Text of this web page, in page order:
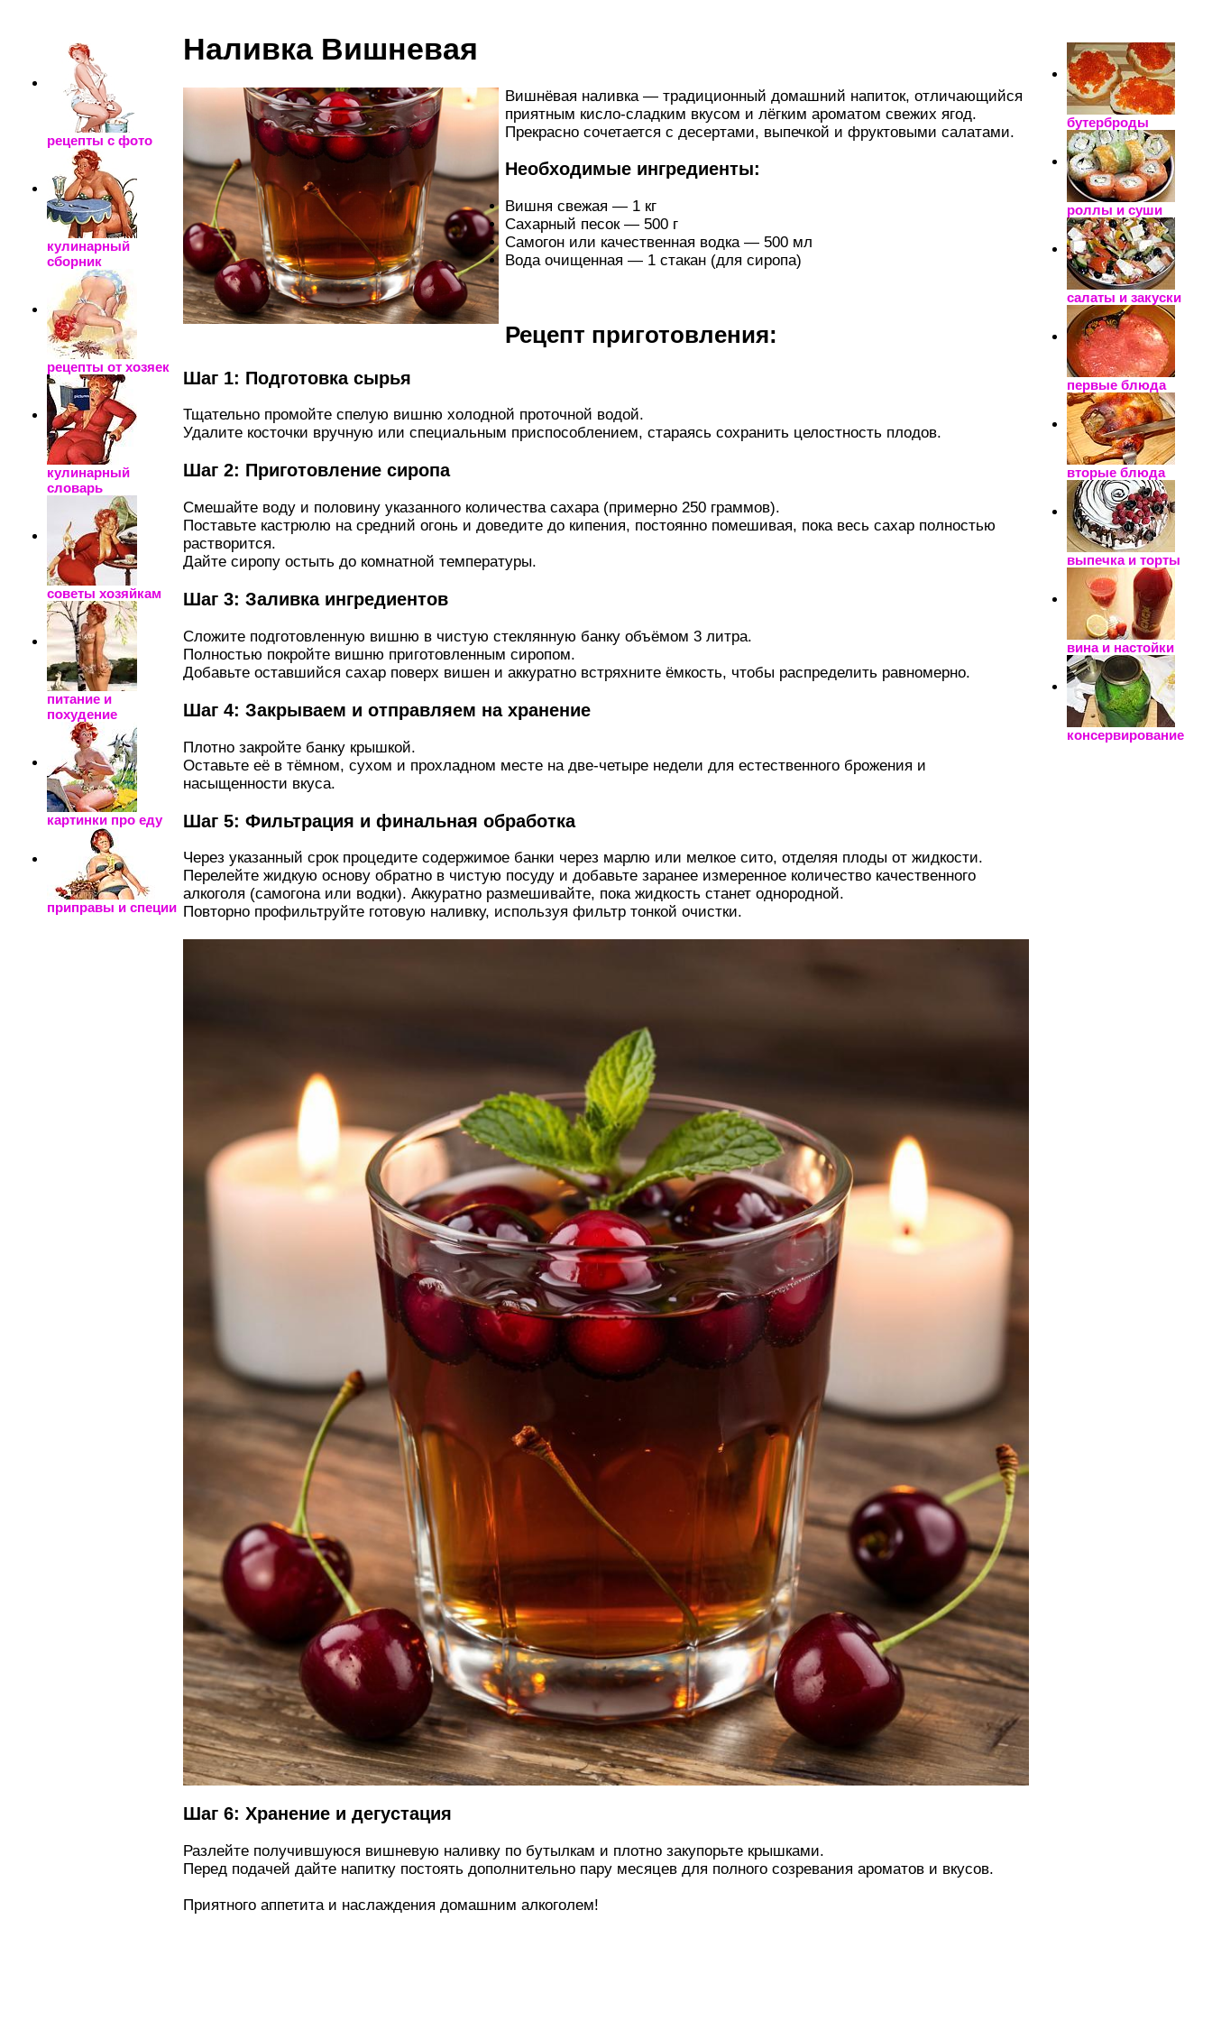
рецепты с фото
кулинарный
сборник
рецепты от хозяек
кулинарный
словарь
советы хозяйкам
питание и
похудение
картинки про еду
приправы и специи
Наливка Вишневая
Вишнёвая наливка — традиционный домашний напиток, отличающийся
приятным кисло-сладким вкусом и лёгким ароматом свежих ягод.
Прекрасно сочетается с десертами, выпечкой и фруктовыми салатами.
Необходимые ингредиенты:
Вишня свежая — 1 кг
Сахарный песок — 500 г
Самогон или качественная водка — 500 мл
Вода очищенная — 1 стакан (для сиропа)
Рецепт приготовления:
Шаг 1: Подготовка сырья
Тщательно промойте спелую вишню холодной проточной водой.
Удалите косточки вручную или специальным приспособлением, стараясь сохранить целостность плодов.
Шаг 2: Приготовление сиропа
Смешайте воду и половину указанного количества сахара (примерно 250 граммов).
Поставьте кастрюлю на средний огонь и доведите до кипения, постоянно помешивая, пока весь сахар полностью
растворится.
Дайте сиропу остыть до комнатной температуры.
Шаг 3: Заливка ингредиентов
Сложите подготовленную вишню в чистую стеклянную банку объёмом 3 литра.
Полностью покройте вишню приготовленным сиропом.
Добавьте оставшийся сахар поверх вишен и аккуратно встряхните ёмкость, чтобы распределить равномерно.
Шаг 4: Закрываем и отправляем на хранение
Плотно закройте банку крышкой.
Оставьте её в тёмном, сухом и прохладном месте на две-четыре недели для естественного брожения и
насыщенности вкуса.
Шаг 5: Фильтрация и финальная обработка
Через указанный срок процедите содержимое банки через марлю или мелкое сито, отделяя плоды от жидкости.
Перелейте жидкую основу обратно в чистую посуду и добавьте заранее измеренное количество качественного
алкоголя (самогона или водки). Аккуратно размешивайте, пока жидкость станет однородной.
Повторно профильтруйте готовую наливку, используя фильтр тонкой очистки.
Шаг 6: Хранение и дегустация
Разлейте получившуюся вишневую наливку по бутылкам и плотно закупорьте крышками.
Перед подачей дайте напитку постоять дополнительно пару месяцев для полного созревания ароматов и вкусов.
Приятного аппетита и наслаждения домашним алкоголем!
бутерброды
роллы и суши
салаты и закуски
первые блюда
вторые блюда
выпечка и торты
вина и настойки
консервирование